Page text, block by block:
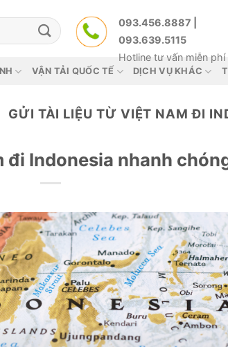
093.456.8887 |
093.639.5115
Hotline tư vấn miễn
VẬN TẢI QUỐC TẾ DỊCH VỤ KHÁC
GỬI TÀI LIỆU TỪ VIỆT NAM ĐI
Indonesia nhanh